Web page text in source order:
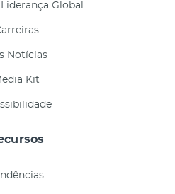
Global
Notícias
Kit